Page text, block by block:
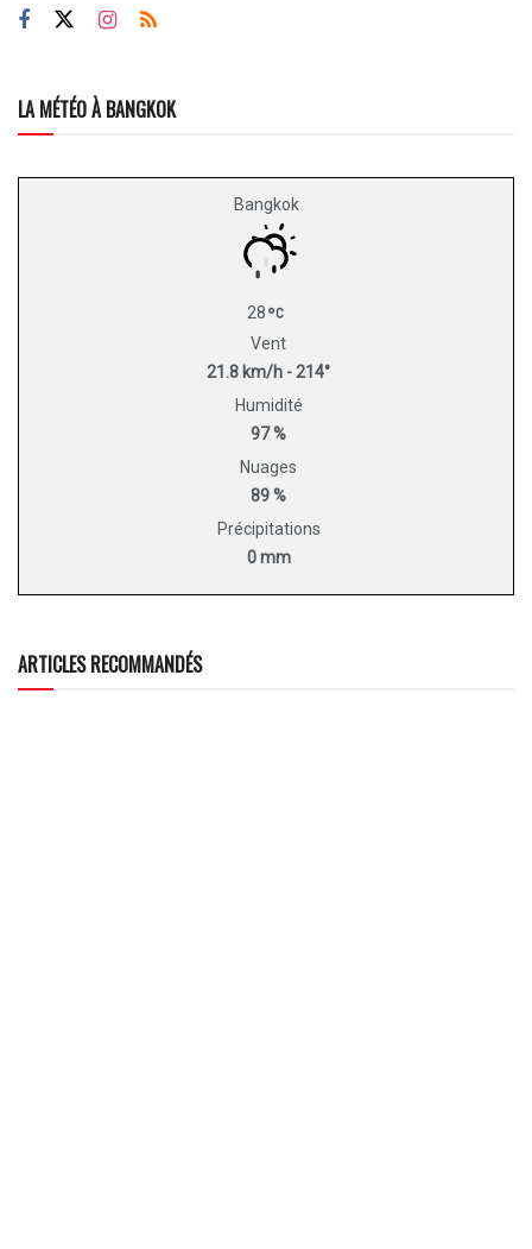
LA MÉTÉO À BANGKOK
Bangkok
28
Vent
21.8 km/h - 214°
Humidité
97 %
Nuages
89 %
Précipitations
0 mm
ARTICLES RECOMMANDÉS